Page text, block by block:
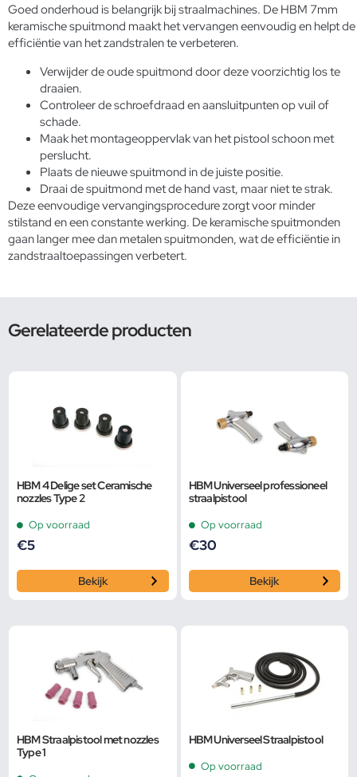
Goed onderhoud is belangrijk bij straalmachines. De HBM 7mm
keramische spuitmond maakt het vervangen eenvoudig en helpt de
efficiëntie van het zandstralen te verbeteren.
Verwijder de oude spuitmond door deze voorzichtig los te
draaien.
Controleer de schroefdraad en aansluitpunten op vuil of
schade.
Maak het montageoppervlak van het pistool schoon met
perslucht.
Plaats de nieuwe spuitmond in de juiste positie.
Draai de spuitmond met de hand vast, maar niet te strak.
Deze eenvoudige vervangingsprocedure zorgt voor minder
stilstand en een constante werking. De keramische spuitmonden
gaan langer mee dan metalen spuitmonden, wat de efficiëntie in
zandstraaltoepassingen verbetert.
Gerelateerde producten
HBM 4 Delige set Ceramische
nozzles Type 2
Op voorraad
€5
Bekijk
HBM Universeel professioneel
straalpistool
Op voorraad
€30
Bekijk
HBM Straalpistool met nozzles
Type 1
HBM Universeel Straalpistool
Op voorraad